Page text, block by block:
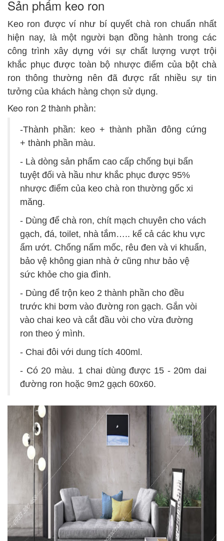
Sản phẩm keo ron
Keo ron được ví như bí quyết chà ron chuẩn nhất
hiện nay, là một người bạn đồng hành trong các
công trình xây dựng với sự chất lượng vượt trội
khắc phục được toàn bộ nhược điểm của bột chà
ron thông thường nên đã được rất nhiều sự tin
tưởng của khách hàng chọn sử dụng.
Keo ron 2 thành phần:
-Thành phần: keo + thành phần đông cứng
+ thành phần màu.
- Là dòng sản phẩm cao cấp chống bụi bẩn
tuyệt đối và hầu như khắc phục được 95%
nhược điểm của keo chà ron thường gốc xi
măng.
- Dùng để chà ron, chít mạch chuyên cho vách
gạch, đá, toilet, nhà tắm….. kể cả các khu vực
ẩm ướt. Chống nấm mốc, rêu đen và vi khuẩn,
bảo vệ không gian nhà ở cũng như bảo vệ
sức khỏe cho gia đình.
- Dùng để trộn keo 2 thành phần cho đều
trước khi bơm vào đường ron gạch. Gắn vòi
vào chai keo và cắt đầu vòi cho vừa đường
ron theo ý mình.
- Chai đôi với dung tích 400ml.
- Có 20 màu. 1 chai dùng được 15 - 20m dai
đường ron hoặc 9m2 gạch 60x60.